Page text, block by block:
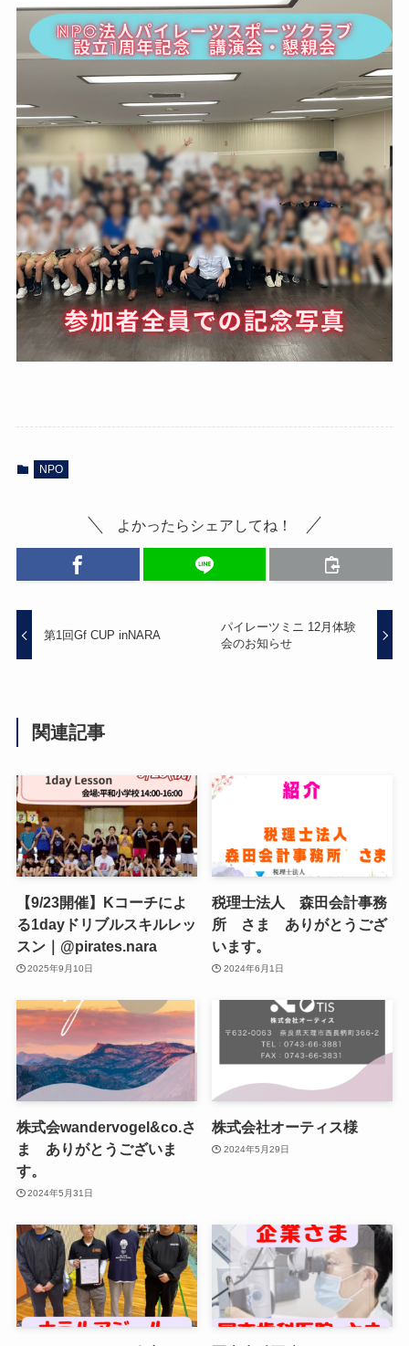
NPO
よかったらシェアしてね！
第1回Gf CUP inNARA
パイレーツミニ 12月体験
会のお知らせ
関連記事
【9/23開催】Kコーチによ
る1dayドリブルスキルレッ
スン｜@pirates.nara
2025年9月10日
税理士法人 森田会計事務
所 さま ありがとうござ
います。
2024年6月1日
株式会wandervogel&co.さ
ま ありがとうございま
す。
2024年5月31日
株式会社オーティス様
2024年5月29日